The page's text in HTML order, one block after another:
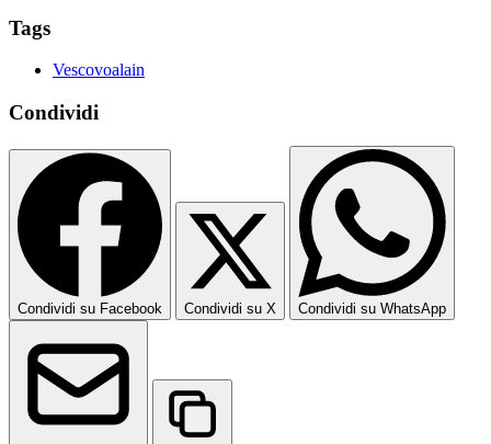
Tags
Vescovoalain
Condividi
Condividi su Facebook Condividi su X Condividi su WhatsApp